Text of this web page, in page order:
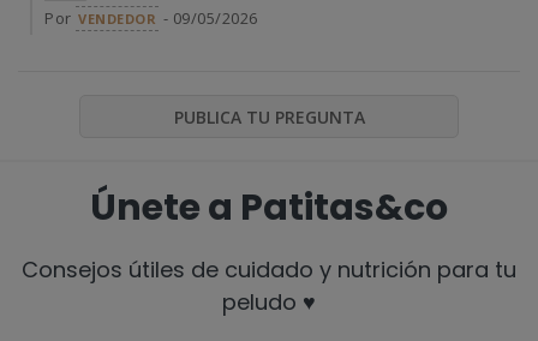
Por VENDEDOR - 09/05/2026
PUBLICA TU PREGUNTA
Únete a Patitas&co
Consejos útiles de cuidado y nutrición para tu
peludo ♥️